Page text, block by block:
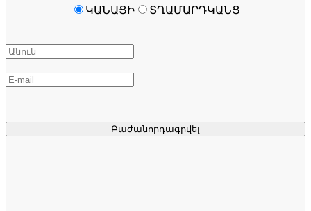
Բաժանորդագրվել
ԿԱՆԱՑԻ ՏՂԱՄԱՐԴԿԱՆՑ